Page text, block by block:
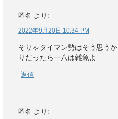
匿名 より:
2022年9月20日 10:34 PM
そりゃタイマン勢はそう思う
りだったら一八は雑魚よ
返信
匿名 より: